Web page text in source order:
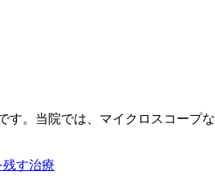
す。当院では、マイクロスコープ
す治療